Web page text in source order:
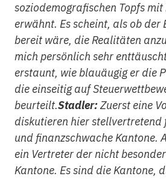
soziodemografischen Topfs
erwähnt. Es scheint, als ob
bereit wäre, die Realitäten
mich persönlich sehr
erstaunt, wie blauäugig er die
die einseitig auf
beurteilt.Stadler:Zuerst eine
diskutieren hier stellvertretend
und finanzschwache Kantone.
ein Vertreter der nicht
Kantone. Es sind die Kantone,